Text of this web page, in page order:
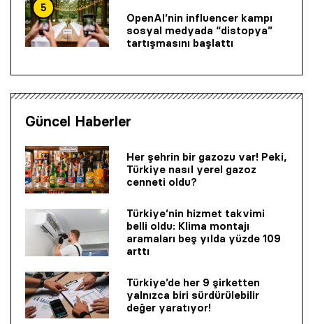
5
OpenAI’nin influencer kampı
sosyal medyada “distopya”
tartışmasını başlattı
Güncel Haberler
Her şehrin bir gazozu var! Peki,
Türkiye nasıl yerel gazoz
cenneti oldu?
Türkiye’nin hizmet takvimi
belli oldu: Klima montajı
aramaları beş yılda yüzde 109
arttı
Türkiye’de her 9 şirketten
yalnızca biri sürdürülebilir
değer yaratıyor!